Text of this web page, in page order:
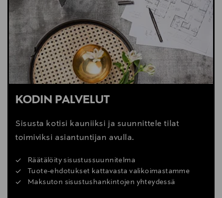
Digitaalinen osoite
https://www.boconcept.com/en-us/customer-
service/
KODIN PALVELUT
Sisusta kotisi kauniiksi ja suunnittele tilat
toimiviksi asiantuntijan avulla.
Räätälöity sisustussuunnitelma
Tuote-ehdotukset kattavasta valikoimastamme
Maksuton sisustushankintojen yhteydessä